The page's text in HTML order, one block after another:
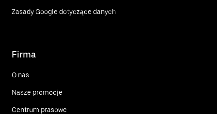
Zasady Google dotyczące danych
Firma
O nas
Nasze promocje
Centrum prasowe